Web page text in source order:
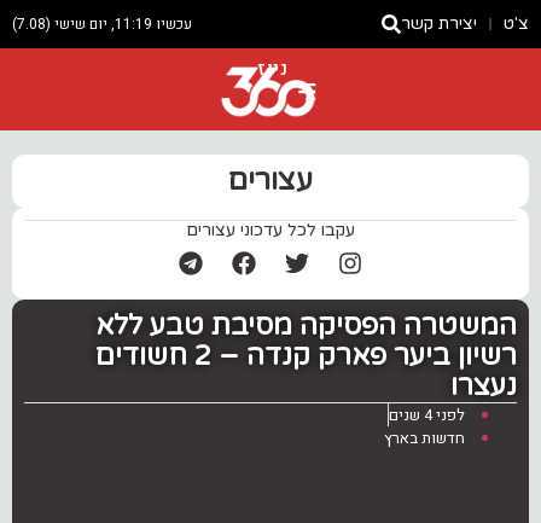
צ'ט יצירת קשר עכשיו 11:19, יום שישי (7.08)
ניוז
עצורים
עקבו לכל עדכוני עצורים
המשטרה הפסיקה מסיבת טבע ללא
רשיון ביער פארק קנדה – 2 חשודים
נעצרו
לפני 4 שנים
חדשות בארץ